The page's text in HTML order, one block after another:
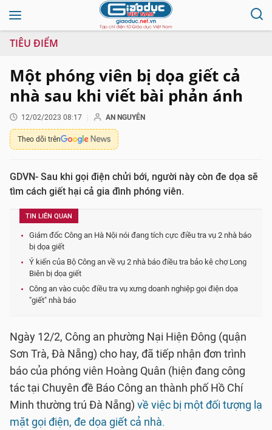
TIÊU ĐIỂM
Một phóng viên bị dọa giết cả
nhà sau khi viết bài phản ánh
12/02/2023 08:17 AN NGUYÊN
Theo dõi trên
GDVN- Sau khi gọi điện chửi bới, người này còn đe dọa sẽ
tìm cách giết hại cả gia đình phóng viên.
TIN LIÊN QUAN
Giám đốc Công an Hà Nội nói đang tích cực điều tra vụ 2 nhà báo
bị dọa giết
Ý kiến của Bộ Công an về vụ 2 nhà báo điều tra bảo kê chợ Long
Biên bị dọa giết
Công an vào cuộc điều tra vụ xưng doanh nghiệp gọi điện dọa
"giết" nhà báo
Ngày 12/2, Công an phường Nại Hiện Đông (quận
Sơn Trà, Đà Nẵng) cho hay, đã tiếp nhận đơn trình
báo của phóng viên Hoàng Quân (hiện đang công
tác tại Chuyên đề Báo Công an thành phố Hồ Chí
Minh thường trú Đà Nẵng) về việc bị một đối tượng lạ
mặt gọi điện, đe dọa giết cả nhà.